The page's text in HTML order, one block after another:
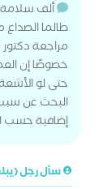
ألف
طالما
مراجعة
خصوصًا إن
حتى لو
البحث عن
إضافية حسب
سأل رجل (يبلغ